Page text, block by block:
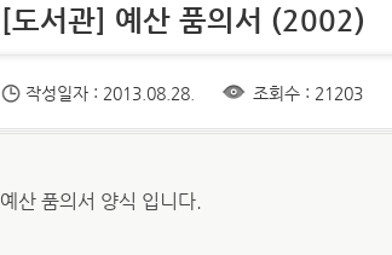
[도서관] 예산 품의서 (2002)
작성일자 : 2013.08.28. 조회수 : 21203
예산 품의서 양식 입니다.